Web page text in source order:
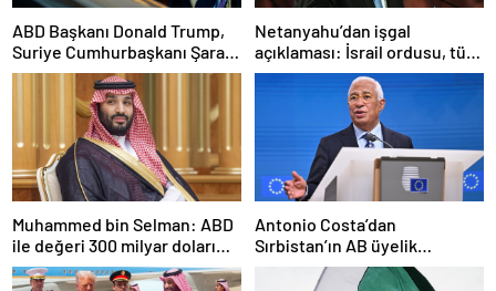
ABD Başkanı Donald Trump,
Suriye Cumhurbaşkanı Şara
ile görüşecek
Netanyahu’dan işgal
açıklaması: İsrail ordusu, tüm
gücüyle Gazze’ye girecek
Muhammed bin Selman: ABD
ile değeri 300 milyar doları
aşan anlaşmalar imzaladık
Antonio Costa’dan
Sırbistan’ın AB üyelik
sürecine ilişkin açıklama